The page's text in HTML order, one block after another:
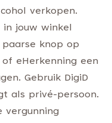
verkopen.
jouw winkel
knop op
eHerkenning een
Gebruik DigiD
als privé-persoon.
vergunning